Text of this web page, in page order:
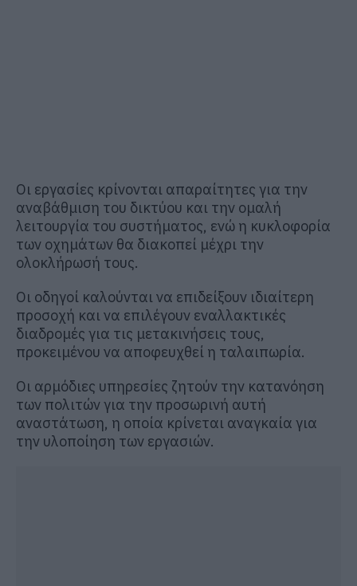
Οι εργασίες κρίνονται απαραίτητες για την
αναβάθμιση του δικτύου και την ομαλή
λειτουργία του συστήματος, ενώ η κυκλοφορία
των οχημάτων θα διακοπεί μέχρι την
ολοκλήρωσή τους.
Οι οδηγοί καλούνται να επιδείξουν ιδιαίτερη
προσοχή και να επιλέγουν εναλλακτικές
διαδρομές για τις μετακινήσεις τους,
προκειμένου να αποφευχθεί η ταλαιπωρία.
Οι αρμόδιες υπηρεσίες ζητούν την κατανόηση
των πολιτών για την προσωρινή αυτή
αναστάτωση, η οποία κρίνεται αναγκαία για
την υλοποίηση των εργασιών.